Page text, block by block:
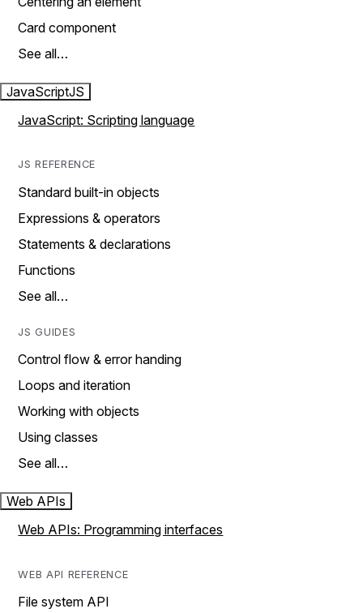
Card component
See all…
JavaScriptJS
JavaScript: Scripting language
JS REFERENCE
Standard built-in objects
Expressions & operators
Statements & declarations
Functions
See all…
JS GUIDES
Control flow & error handing
Loops and iteration
Working with objects
Using classes
See all…
Web APIs
Web APIs: Programming interfaces
WEB API REFERENCE
File system API